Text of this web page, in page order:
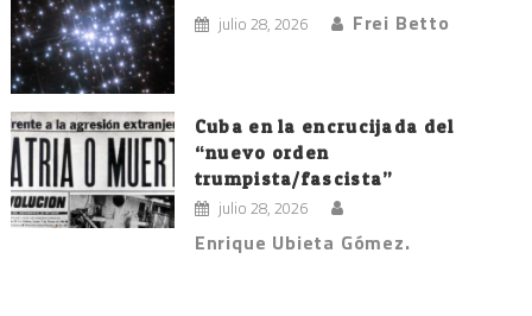
julio 28, 2026 Frei Betto
Cuba en la encrucijada del
“nuevo orden
trumpista/fascista”
julio 28, 2026
Enrique Ubieta Gómez.